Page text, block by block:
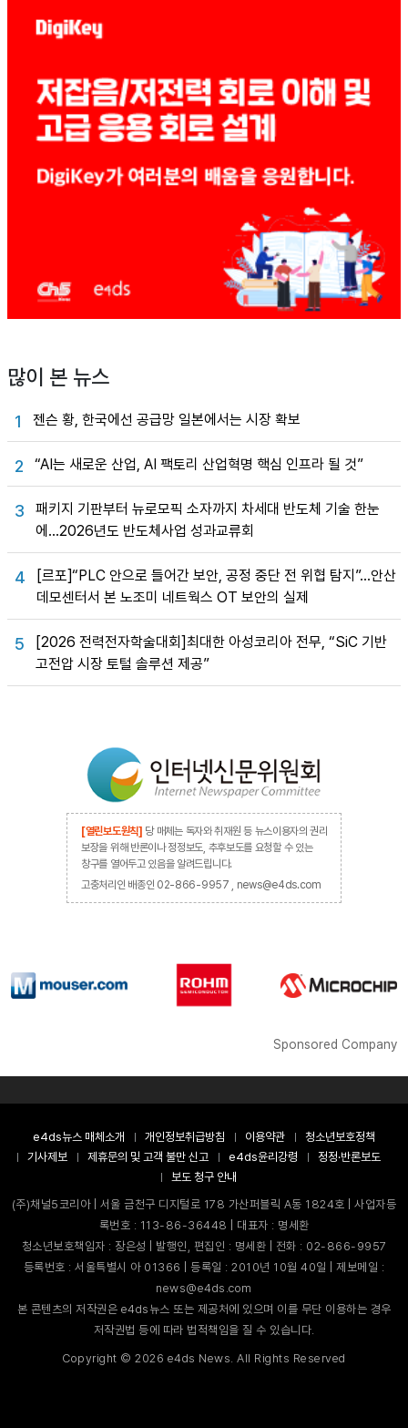
많이 본 뉴스
1 젠슨 황, 한국에선 공급망 일본에서는 시장 확보
2 “AI는 새로운 산업, AI 팩토리 산업혁명 핵심 인프라 될 것”
3
패키지 기판부터 뉴로모픽 소자까지 차세대 반도체 기술 한눈
에…2026년도 반도체사업 성과교류회
4
[르포]“PLC 안으로 들어간 보안, 공정 중단 전 위협 탐지”…안산
데모센터서 본 노조미 네트웍스 OT 보안의 실제
5
[2026 전력전자학술대회]최대한 아성코리아 전무, “SiC 기반
고전압 시장 토털 솔루션 제공”
[열린보도원칙] 당 매체는 독자와 취재원 등 뉴스이용자의 권리
보장을 위해 반론이나 정정보도, 추후보도를 요청할 수 있는
창구를 열어두고 있음을 알려드립니다.
고충처리인 배종인 02-866-9957 , news@e4ds.com
Sponsored Company
e4ds뉴스 매체소개 개인정보취급방침 이용약관
청소년보호정책
기사제보
제휴문의 및 고객 불만 신고 e4ds윤리강령
정정·반론보도
보도 청구 안내
(주)채널5코리아 | 서울 금천구 디지털로 178 가산퍼블릭 A동 1824호 | 사업자등
록번호 : 113-86-36448 | 대표자 : 명세환
청소년보호책임자 : 장은성 | 발행인, 편집인 : 명세환 | 전화 : 02-866-9957
등록번호 : 서울특별시 아 01366 | 등록일 : 2010년 10월 40일 | 제보메일 :
news@e4ds.com
본 콘텐츠의 저작권은 e4ds뉴스 또는 제공처에 있으며 이를 무단 이용하는 경우
저작권법 등에 따라 법적책임을 질 수 있습니다.
Copyright ©2026 e4ds News. All Rights Reserved